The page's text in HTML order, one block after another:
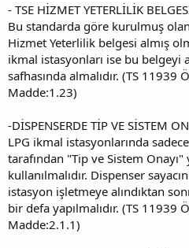
- TSE HİZMET YETERLİLİK
Bu standarda göre kurulmuş
Hizmet Yeterlilik belgesi almış
ikmal istasyonları ise bu belgeyi
safhasında almalıdır. (TS 11939
Madde:1.23)
-DİSPENSERDE TİP VE SİSTEM
LPG ikmal istasyonlarında
tarafından "Tip ve Sistem Onayı"
kullanılmalıdır. Dispenser
istasyon işletmeye alındıktan
bir defa yapılmalıdır. (TS 11939
Madde:2.1.1)